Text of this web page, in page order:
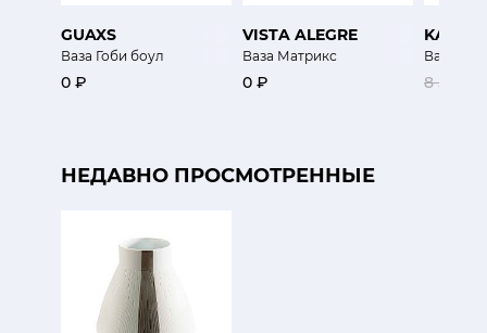
GUAXS
Ваза Гоби боул
0 ₽
VISTA ALEGRE
Ваза Матрикс
0 ₽
Ваза
8 500 ₽
НЕДАВНО ПРОСМОТРЕННЫЕ